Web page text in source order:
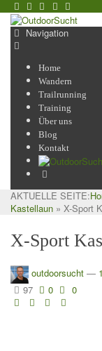
Navigation
Home
Wandern
Trailrunning
Training
Über uns
Blog
Kontakt
AKTUELLE SEITE:
Kastellaun » X-Sport
X-Sport
outdoorsucht —
97
0 0